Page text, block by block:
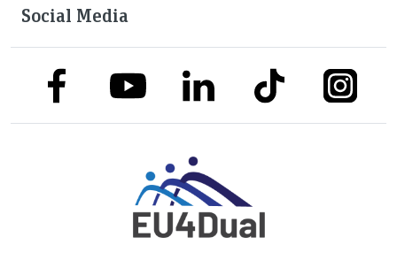
Social Media
link to facebooklink to youtubelink to linkedinlink to tiktok link to